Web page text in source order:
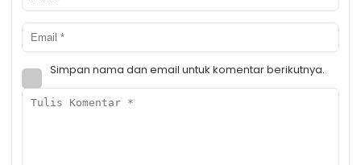
Simpan nama dan email untuk komentar berikutnya.